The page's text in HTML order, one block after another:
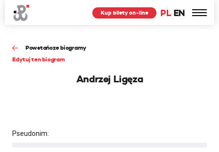
PL EN
Kup bilety on-line
Powstańcze biogramy
Edytuj ten biogram
Andrzej Ligęza
Pseudonim: